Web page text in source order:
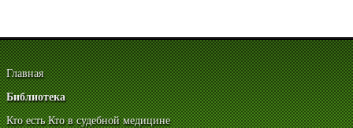
Главная
Библиотека
Кто есть Кто в судебной медицине